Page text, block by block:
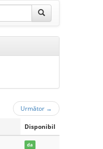
Următor →
Disponibil
da